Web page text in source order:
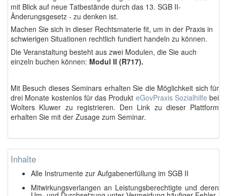
mit Blick auf neue Tatbestände durch das 13. SGB II-
Änderungsgesetz - zu denken ist.
Machen Sie sich in dieser Rechtsmaterie fit, um in der Praxis in
schwierigen Situationen rechtlich fundiert handeln zu können.
Die Veranstaltung besteht aus zwei Modulen, die Sie auch
einzeln buchen können: Modul II (R717).
Mit Besuch dieses Seminars erhalten Sie die Möglichkeit sich für
drei Monate kostenlos für das Produkt eGovPraxis Sozialhilfe bei
Wolters Kluwer zu registrieren. Den Link zu dieser Plattform
erhalten Sie mit der Zusage zum Seminar.
Inhalte
Alle Instrumente zur Aufgabenerfüllung im SGB II
Mitwirkungsverlangen an Leistungsberechtigte und deren